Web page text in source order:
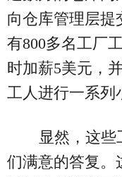
向仓库管理层提
有800多名工厂
时加薪5美元，
工人进行一系列
显然，这
们满意的答复。